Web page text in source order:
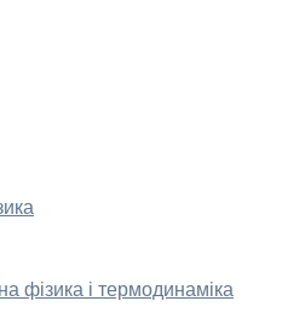
фізика і термодинаміка